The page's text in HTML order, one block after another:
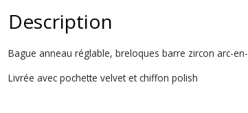
Description
Bague anneau réglable, breloques barre zircon arc-
Livrée avec pochette velvet et chiffon polish